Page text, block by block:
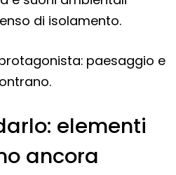
di isolamento.
paesaggio e
elementi
ancora